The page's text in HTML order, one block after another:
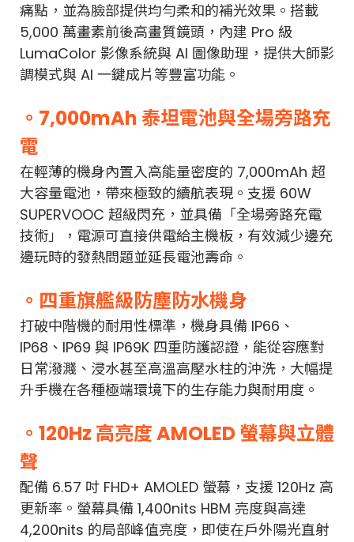
痛點，並為臉部提供均勻柔和的補光效果。搭載
5,000 萬畫素前後高畫質鏡頭，內建 Pro 級
LumaColor 影像系統與 AI 圖像助理，提供大師影
調模式與 AI 一鍵成片等豐富功能。
。7,000mAh 泰坦電池與全場旁路充
電
在輕薄的機身內置入高能量密度的 7,000mAh 超
大容量電池，帶來極致的續航表現。支援 60W
SUPERVOOC 超級閃充，並具備「全場旁路充電
技術」，電源可直接供電給主機板，有效減少邊充
邊玩時的發熱問題並延長電池壽命。
。四重旗艦級防塵防水機身
打破中階機的耐用性標準，機身具備 IP66、
IP68、IP69 與 IP69K 四重防護認證，能從容應對
日常潑濺、浸水甚至高溫高壓水柱的沖洗，大幅提
升手機在各種極端環境下的生存能力與耐用度。
。120Hz 高亮度 AMOLED 螢幕與立體
聲
配備 6.57 吋 FHD+ AMOLED 螢幕，支援 120Hz 高
更新率。螢幕具備 1,400nits HBM 亮度與高達
4,200nits 的局部峰值亮度，即使在戶外陽光直射